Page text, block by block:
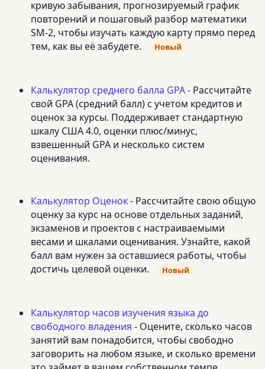
кривую забывания, прогнозируемый график
повторений и пошаговый разбор математики
SM-2, чтобы изучать каждую карту прямо перед
тем, как вы её забудете.
Новый
Калькулятор среднего балла GPA- Рассчитайте
свой GPA (средний балл) с учетом кредитов и
оценок за курсы. Поддерживает стандартную
шкалу США 4.0, оценки плюс/минус,
взвешенный GPA и несколько систем
оценивания.
Калькулятор Оценок- Рассчитайте свою общую
оценку за курс на основе отдельных заданий,
экзаменов и проектов с настраиваемыми
весами и шкалами оценивания. Узнайте, какой
балл вам нужен за оставшиеся работы, чтобы
достичь целевой оценки.
Новый
Калькулятор часов изучения языка до
свободного владения - Оцените, сколько часов
занятий вам понадобится, чтобы свободно
заговорить на любом языке, и сколько времени